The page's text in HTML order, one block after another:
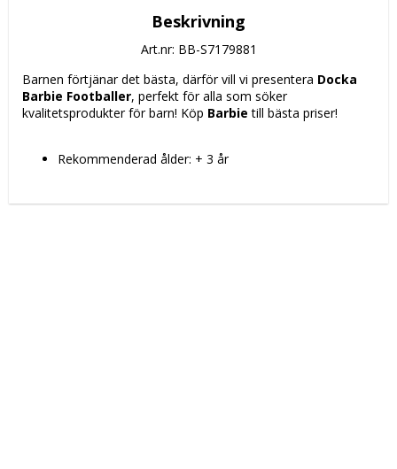
Beskrivning
Art.nr: BB-S7179881
Barnen förtjänar det bästa, därför vill vi presentera Docka
Barbie Footballer, perfekt för alla som söker
kvalitetsprodukter för barn! Köp Barbie till bästa priser!
Rekommenderad ålder: + 3 år